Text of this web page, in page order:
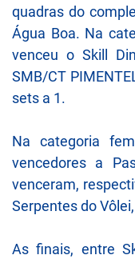
quadras do
Água Boa. Na
venceu o Skill
SMB/CT
sets a 1.
Na categoria
vencedores a
venceram,
Serpentes do
As finais, entre